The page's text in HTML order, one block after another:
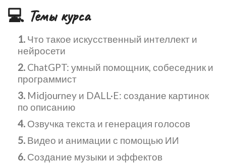
💻 Темы курса
Что такое искусственный интеллект и
нейросети
ChatGPT: умный помощник, собеседник и
программист
Midjourney и DALL·E: создание картинок
по описанию
Озвучка текста и генерация голосов
Видео и анимации с помощью ИИ
Создание музыки и эффектов